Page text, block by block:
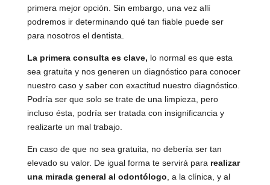
primera mejor opción. Sin embargo, una vez allí
podremos ir determinando qué tan fiable puede ser
para nosotros el dentista.
La primera consulta es clave, lo normal es que esta
sea gratuita y nos generen un diagnóstico para conocer
nuestro caso y saber con exactitud nuestro diagnóstico.
Podría ser que solo se trate de una limpieza, pero
incluso ésta, podría ser tratada con insignificancia y
realizarte un mal trabajo.
En caso de que no sea gratuita, no debería ser tan
elevado su valor. De igual forma te servirá para realizar
una mirada general al odontólogo, a la clínica, y al